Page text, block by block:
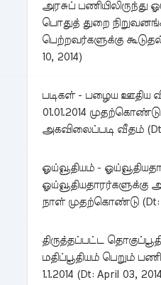
அரசுப் பணியிலிருந்து
பொதுத் துறை
பெற்றவர்களுக்கு
10, 2014)
படிகள் - பழைய ஊதிய
01.01.2014
அகவிலைப்படி வீதம் (Dt:
ஓய்வூதியம் -
ஓய்வூதியதாரர்களுக்கு
நாள் முதற்கொண்டு (Dt:
திருத்தப்பட்ட
மதிப்பூதியம் பெறும்
1.1.2014 (Dt: April 03,